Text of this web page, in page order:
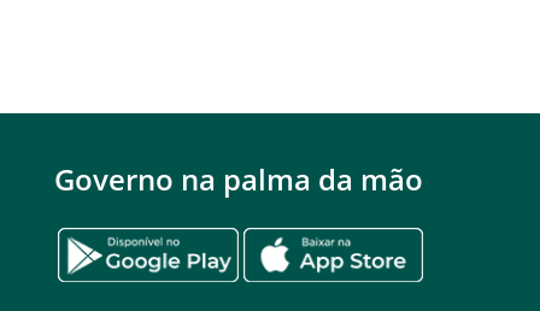
Governo na palma da mão